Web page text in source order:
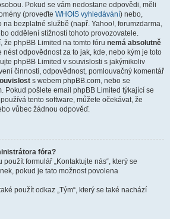
Pokud se vám nedostane odpovědi, měli
(proveďte WHOIS vyhledávání) nebo,
bezplatné službě (např. Yahoo!, forumzdarma,
oddělení stížností tohoto provozovatele.
že phpBB Limited na tomto fóru nemá absolutně
nést odpovědnost za to jak, kde, nebo kým je toto
phpBB Limited v souvislosti s jakýmikoliv
činnosti, odpovědnost, pomlouvačný komentář
s webem phpBB.com, nebo se
Pokud pošlete email phpBB Limited týkající se
tento software, můžete očekávat, že
vůbec žádnou odpověď.
fóra?
formulář „Kontaktujte nás“, který se
pokud je tato možnost povolena
použít odkaz „Tým“, který se také nachází